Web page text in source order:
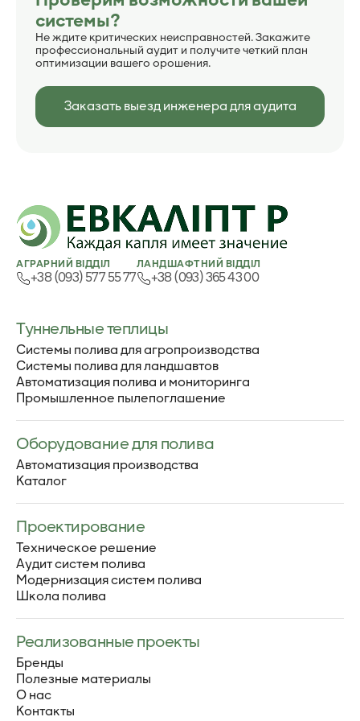
системы?
Не ждите критических неисправностей. Закажите
профессиональный аудит и получите четкий план
оптимизации вашего орошения.
Заказать выезд инженера для аудита
АГРАРНИЙ ВІДДІЛ
+38 (093) 577 55 77
ЛАНДШАФТНИЙ ВІДДІЛ
+38 (093) 365 43 00
Туннельные теплицы
Системы полива для агропроизводства
Системы полива для ландшавтов
Автоматизация полива и мониторинга
Промышленное пылепоглашение
Оборудование для полива
Автоматизация производства
Каталог
Проектирование
Техническое решение
Аудит систем полива
Модернизация систем полива
Школа полива
Реализованные проекты
Бренды
Полезные материалы
О нас
Контакты